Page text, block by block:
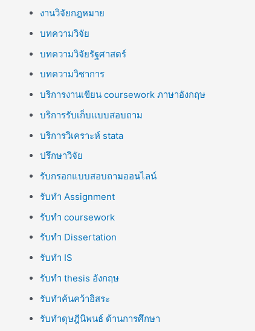
งานวิจัยกฎหมาย
บทความวิจัย
บทความวิจัยรัฐศาสตร์
บทความวิชาการ
บริการงานเขียน coursework ภาษาอังกฤษ
บริการรับเก็บแบบสอบถาม
บริการวิเคราะห์ stata
ปรึกษาวิจัย
รับกรอกแบบสอบถามออนไลน์
รับทำ Assignment
รับทำ coursework
รับทำ Dissertation
รับทำ IS
รับทำ thesis อังกฤษ
รับทำค้นคว้าอิสระ
รับทำดุษฎีนิพนธ์ ด้านการศึกษา